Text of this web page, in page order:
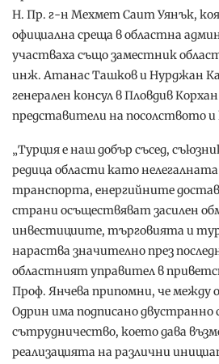
Н. Пр. г-н Мехмет Саит Уянък,
официална среща в областна
участваха също заместник
инж. Атанас Ташков и Нурджан
генерален консул в Пловдив
представители на посолството
„Турция е наш добър съсед,
редица области като
транспорта, енергийните
страни осъществяват засилен
инвестициите, търговията и
нараства значително през
областният управител в
Проф. Янчева припомни, че между
Одрин има подписано двустранно
сътрудничество, което дава
реализацията на различни